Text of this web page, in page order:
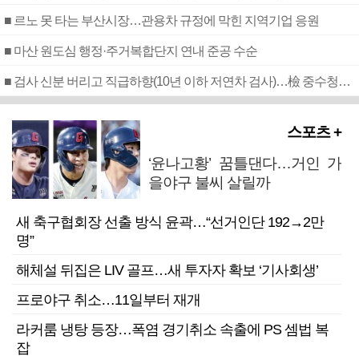
■ 르노 못 타는 부산시장…관용차 규정에 막힌 지역기업 응원
■ 마산 원도심 행정·주거복합단지 연내 준공 수순
■ 검사 신분 버리고 직급하향(10년 이하 저연차 검사)…檢 중수청행 기피
스포츠 +
‘윤나고황’ 꿈틀댄다…거인 가
을야구 불씨 살릴까
새 축구협회장 선출 방식 윤곽…“선거인단 192→2만
명”
해체설 뒤집은 LIV 골프…새 투자자 확보 ‘기사회생’
프로야구 취소…11일부터 재개
라커룸 냉탕 등장…폭염 경기취소 속출에 PS 셈법 복
잡